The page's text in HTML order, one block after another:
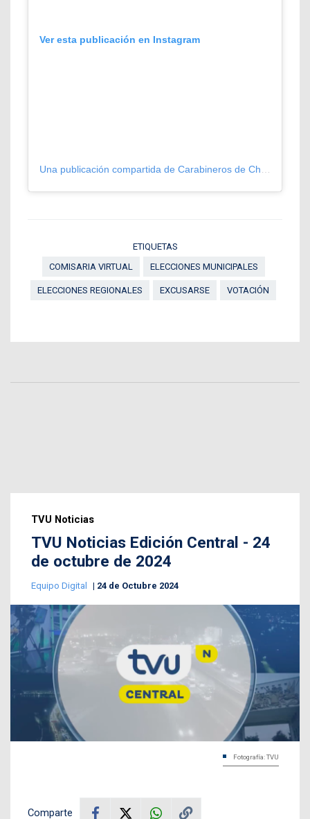
Ver esta publicación en Instagram
Una publicación compartida de Carabineros de Chile (@carabchile)
ETIQUETAS
COMISARIA VIRTUAL
ELECCIONES MUNICIPALES
ELECCIONES REGIONALES EXCUSARSE VOTACIÓN
TVU Noticias
TVU Noticias Edición Central - 24
de octubre de 2024
Equipo Digital 24 de Octubre 2024
Fotografía: TVU
Comparte